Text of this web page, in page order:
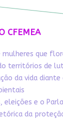
CFEMEA
mulheres que
territórios de
da vida diante
eleições e o
da